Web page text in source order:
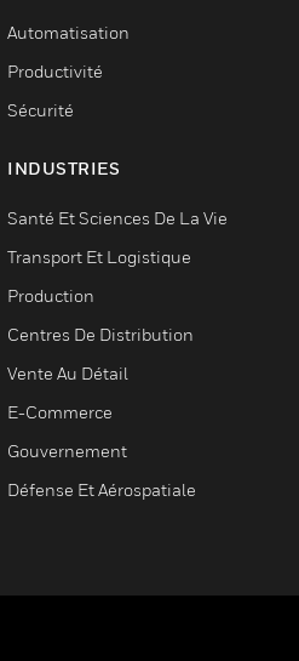
Automatisation
Productivité
Sécurité
INDUSTRIES
Santé Et Sciences De La Vie
Transport Et Logistique
Production
Centres De Distribution
Vente Au Détail
E-Commerce
Gouvernement
Défense Et Aérospatiale